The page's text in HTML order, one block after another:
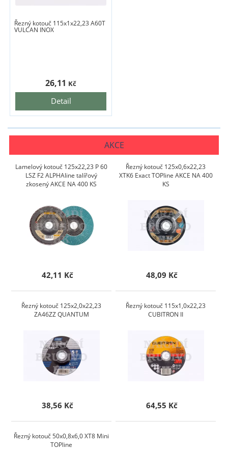
Řezný kotouč 115x1x22,23 A60T
VULCAN INOX
Detail
26,11 Kč
AKCE
Lamelový kotouč 125x22,23 P 60
LSZ F2 ALPHAline talířový
zkosený AKCE NA 400 KS
42,11 Kč
Řezný kotouč 125x0,6x22,23
XTK6 Exact TOPline AKCE NA 400
KS
48,09 Kč
Řezný kotouč 125x2,0x22,23
ZA46ZZ QUANTUM
38,56 Kč
Řezný kotouč 115x1,0x22,23
CUBITRON II
64,55 Kč
Řezný kotouč 50x0,8x6,0 XT8 Mini
TOPline